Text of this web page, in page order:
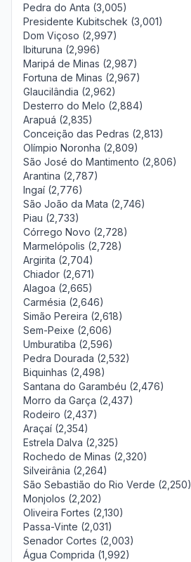
Pedra do Anta (3,005)
Presidente Kubitschek (3,001)
Dom Viçoso (2,997)
Ibituruna (2,996)
Maripá de Minas (2,987)
Fortuna de Minas (2,967)
Glaucilândia (2,962)
Desterro do Melo (2,884)
Arapuá (2,835)
Conceição das Pedras (2,813)
Olímpio Noronha (2,809)
São José do Mantimento (2,806)
Arantina (2,787)
Ingaí (2,776)
São João da Mata (2,746)
Piau (2,733)
Córrego Novo (2,728)
Marmelópolis (2,728)
Argirita (2,704)
Chiador (2,671)
Alagoa (2,665)
Carmésia (2,646)
Simão Pereira (2,618)
Sem-Peixe (2,606)
Umburatiba (2,596)
Pedra Dourada (2,532)
Biquinhas (2,498)
Santana do Garambéu (2,476)
Morro da Garça (2,437)
Rodeiro (2,437)
Araçaí (2,354)
Estrela Dalva (2,325)
Rochedo de Minas (2,320)
Silveirânia (2,264)
São Sebastião do Rio Verde (2,250)
Monjolos (2,202)
Oliveira Fortes (2,130)
Passa-Vinte (2,031)
Senador Cortes (2,003)
Água Comprida (1,992)